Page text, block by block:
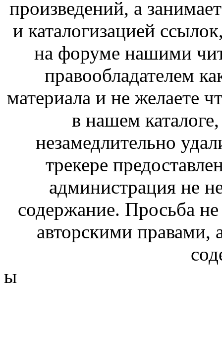
произведений, а
и каталогизацией
на форуме нашими
правообладателем
материала и не желаете
в нашем
незамедлительно
трекере
администрация не
содержание. Просьба
авторскими правами,
ы